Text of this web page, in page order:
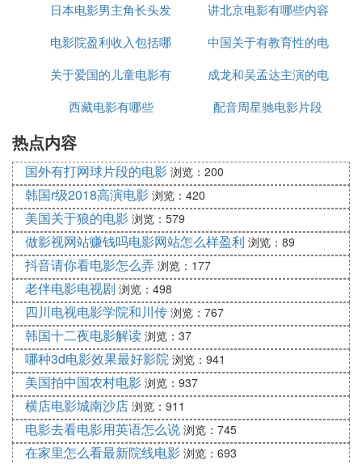
8部：关于成长：
1.《帕丁顿熊》豆瓣评分：7.6分
经典台词：
在伦敦每一个人都是不同的，但这也意味着任何人都
影评：
这是一部非常适合全家一起观看的电影，不仅笑点丰
富，片中在伦敦的取景也非常优美、具有当地特色。
2.《海洋之歌》豆瓣评分：8.7分
（《海洋之歌》片段）
经典台词：
不论发生了什么事情，我们都将同命相连，而且都将
拥有同样的命运。
影评：
该片的配乐带有浓郁的爱尔兰风味，纯净入心，剧情
也没有太多跌宕起伏，从开头到尾声，一直以平缓的
节奏徐徐道来，非常适合闲着无事可做的下午观看
哦！
3.《冰雪奇缘》豆瓣评分：8.3分
（《冰雪奇缘》宣传图）
经典台词：
个国家的
日本电影男主角长头发
杀人厉害
讲北京电影有哪些内容
是什么
电影院盈利收入包括哪
些
中国关于有教育性的电
影有哪些
关于爱国的儿童电影有
哪些
成龙和吴孟达主演的电
影
西藏电影有哪些 配音周星驰电影片段
热点内容
国外有打网球片段的电影 浏览：200
韩国r级2018高演电影 浏览：420
美国关于狼的电影 浏览：579
做影视网站赚钱吗电影网站怎么样盈利 浏览：89
抖音请你看电影怎么弄 浏览：177
老伴电影电视剧 浏览：498
四川电视电影学院和川传 浏览：767
韩国十二夜电影解读 浏览：37
哪种3d电影效果最好影院 浏览：941
美国拍中国农村电影 浏览：937
横店电影城南沙店 浏览：911
电影去看电影用英语怎么说 浏览：745
在家里怎么看最新院线电影 浏览：693